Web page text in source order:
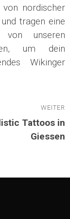
nordischer
tragen eine
unseren
um dein
Wikinger
WEITER
Tattoos in
Giessen